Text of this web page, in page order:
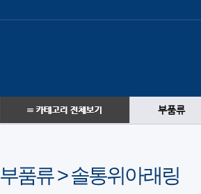
부품류
부품류 > 솔통위아래링